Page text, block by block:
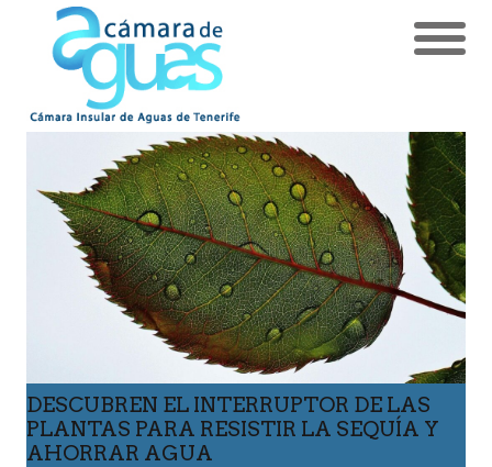
DESCUBREN EL INTERRUPTOR DE LAS
PLANTAS PARA RESISTIR LA SEQUÍA Y
AHORRAR AGUA